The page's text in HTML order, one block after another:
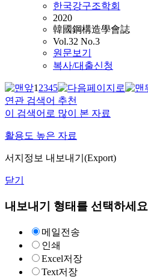
한국강구조학회
2020
韓國鋼構造學會誌
Vol.32 No.3
원문보기
복사/대출신청
12345
연관 검색어 추천
이 검색어로 많이 본 자료
활용도 높은 자료
서지정보 내보내기(Export)
닫기
내보내기 형태를 선택하세요
메일전송
인쇄
Excel저장
Text저장